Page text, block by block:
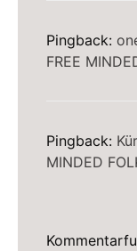
Pingback:
FREE
Pingback:
MINDED